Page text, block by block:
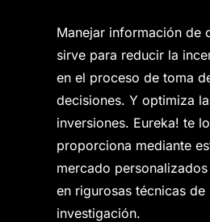
Manejar información de
sirve para reducir la
en el proceso de toma
decisiones. Y optimiza
inversiones. Eureka! te lo
proporciona mediante
mercado
en rigurosas técnicas de
investigación.